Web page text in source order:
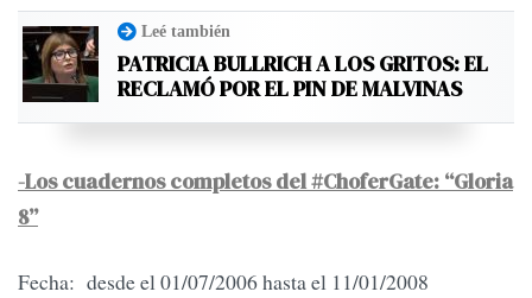
Leé también
PATRICIA BULLRICH A LOS GRITOS: EL
RECLAMÓ POR EL PIN DE MALVINAS
-Los cuadernos completos del #ChoferGate: “Gloria
8”
Fecha: desde el 01/07/2006 hasta el 11/01/2008